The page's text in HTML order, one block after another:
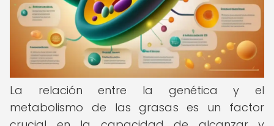
La relación entre la genética y el
metabolismo de las grasas es un factor